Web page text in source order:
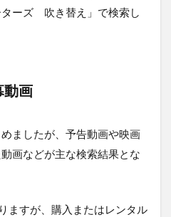
ーズ 吹き替え」で検索し
動画
ましたが、予告動画や映画
画などが主な検索結果とな
ますが、購入またはレンタル